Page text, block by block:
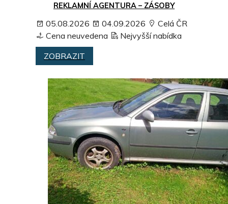
REKLAMNÍ AGENTURA – ZÁSOBY
05.08.2026 04.09.2026
Celá ČR
Cena neuvedena
Nejvyšší nabídka
ZOBRAZIT